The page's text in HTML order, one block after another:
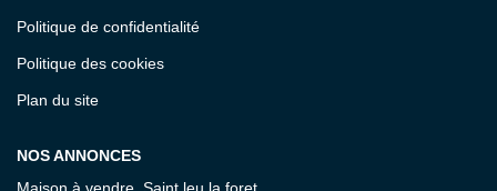
Politique de confidentialité
Politique des cookies
Plan du site
NOS ANNONCES